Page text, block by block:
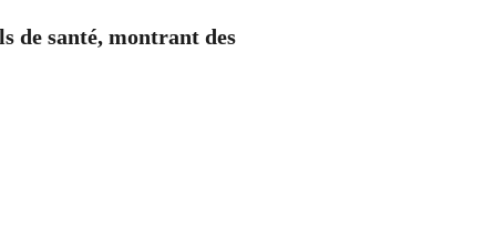
de santé, montrant des